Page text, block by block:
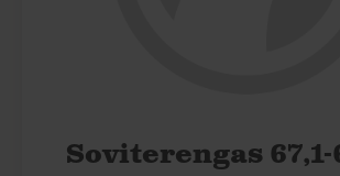
Soviterengas 67,1-